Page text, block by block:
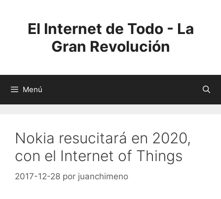
contenidoEl Internet de Todo - La
Gran Revolución
Menú
Nokia resucitará en 2020,
con el Internet of Things
2017-12-28 por juanchimeno